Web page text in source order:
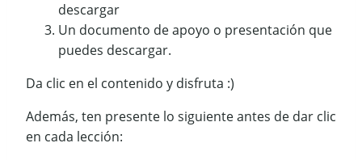
descargar
Un documento de apoyo o presentación que
puedes descargar.
Da clic en el contenido y disfruta :)
Además, ten presente lo siguiente antes de dar clic
en cada lección: